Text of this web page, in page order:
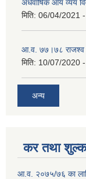
अर्धवार्षिक आय व्यय
मिति: 06/04/2021
आ.व. ७७।७८ राजश्व
मिति: 10/07/2020
अन्य
कर तथा
आ.व. २०७५/७६ का